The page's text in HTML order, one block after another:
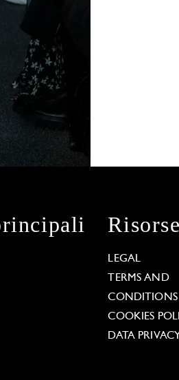
Risorse
LEGAL
TERMS AND
CONDITIONS
COOKIES
DATA